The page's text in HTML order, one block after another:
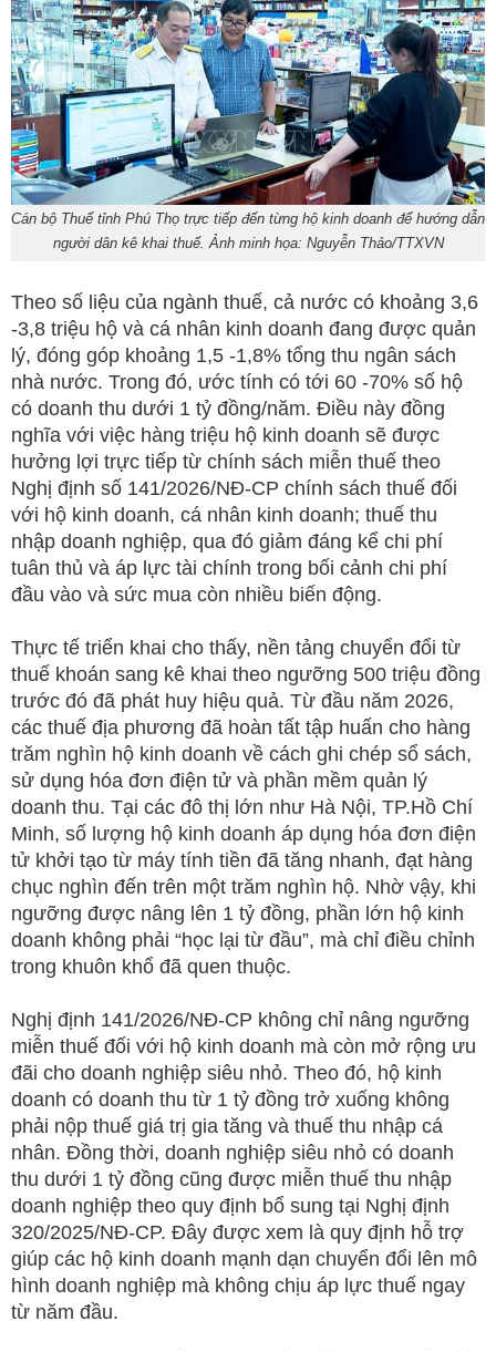
Cán bộ Thuế tỉnh Phú Thọ trực tiếp đến từng hộ kinh doanh để hướng dẫn
người dân kê khai thuế. Ảnh minh họa: Nguyễn Thảo/TTXVN
Theo số liệu của ngành thuế, cả nước có khoảng 3,6
-3,8 triệu hộ và cá nhân kinh doanh đang được quản
lý, đóng góp khoảng 1,5 -1,8% tổng thu ngân sách
nhà nước. Trong đó, ước tính có tới 60 -70% số hộ
có doanh thu dưới 1 tỷ đồng/năm. Điều này đồng
nghĩa với việc hàng triệu hộ kinh doanh sẽ được
hưởng lợi trực tiếp từ chính sách miễn thuế theo
Nghị định số 141/2026/NĐ-CP chính sách thuế đối
với hộ kinh doanh, cá nhân kinh doanh; thuế thu
nhập doanh nghiệp, qua đó giảm đáng kể chi phí
tuân thủ và áp lực tài chính trong bối cảnh chi phí
đầu vào và sức mua còn nhiều biến động.
Thực tế triển khai cho thấy, nền tảng chuyển đổi từ
thuế khoán sang kê khai theo ngưỡng 500 triệu đồng
trước đó đã phát huy hiệu quả. Từ đầu năm 2026,
các thuế địa phương đã hoàn tất tập huấn cho hàng
trăm nghìn hộ kinh doanh về cách ghi chép sổ sách,
sử dụng hóa đơn điện tử và phần mềm quản lý
doanh thu. Tại các đô thị lớn như Hà Nội, TP.Hồ Chí
Minh, số lượng hộ kinh doanh áp dụng hóa đơn điện
tử khởi tạo từ máy tính tiền đã tăng nhanh, đạt hàng
chục nghìn đến trên một trăm nghìn hộ. Nhờ vậy, khi
ngưỡng được nâng lên 1 tỷ đồng, phần lớn hộ kinh
doanh không phải “học lại từ đầu”, mà chỉ điều chỉnh
trong khuôn khổ đã quen thuộc.
Nghị định 141/2026/NĐ-CP không chỉ nâng ngưỡng
miễn thuế đối với hộ kinh doanh mà còn mở rộng ưu
đãi cho doanh nghiệp siêu nhỏ. Theo đó, hộ kinh
doanh có doanh thu từ 1 tỷ đồng trở xuống không
phải nộp thuế giá trị gia tăng và thuế thu nhập cá
nhân. Đồng thời, doanh nghiệp siêu nhỏ có doanh
thu dưới 1 tỷ đồng cũng được miễn thuế thu nhập
doanh nghiệp theo quy định bổ sung tại Nghị định
320/2025/NĐ-CP. Đây được xem là quy định hỗ trợ
giúp các hộ kinh doanh mạnh dạn chuyển đổi lên mô
hình doanh nghiệp mà không chịu áp lực thuế ngay
từ năm đầu.